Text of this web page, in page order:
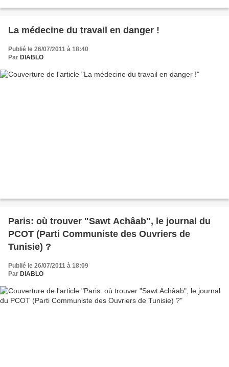
La médecine du travail en danger !
Publié le 26/07/2011 à 18:40
Par DIABLO
Paris: où trouver "Sawt Achâab", le journal du
PCOT (Parti Communiste des Ouvriers de
Tunisie) ?
Publié le 26/07/2011 à 18:09
Par DIABLO